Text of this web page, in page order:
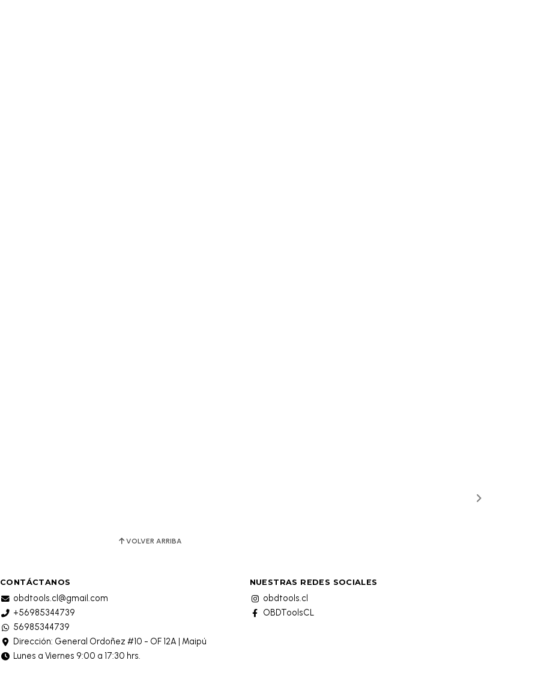
VOLVER ARRIBA
CONTÁCTANOS
obdtools.cl@gmail.com
+56985344739
56985344739
Dirección: General Ordoñez #10 - OF 12A | Maipú
Lunes a Viernes 9:00 a 17:30 hrs.
NUESTRAS REDES SOCIALES
obdtools.cl
OBDToolsCL